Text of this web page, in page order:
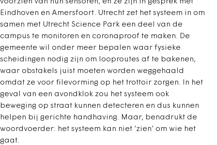
Eindhoven en Amersfoort. Utrecht zet het systeem in om
samen met Utrecht Science Park een deel van de
campus te monitoren en coronaproof te maken. De
gemeente wil onder meer bepalen waar fysieke
scheidingen nodig zijn om looproutes af te bakenen,
waar obstakels juist moeten worden weggehaald
omdat ze voor filevorming op het trottoir zorgen. In het
geval van een avondklok zou het systeem ook
beweging op straat kunnen detecteren en dus kunnen
helpen bij gerichte handhaving. Maar, benadrukt de
woordvoerder: het systeem kan niet ‘zien’ om wie het
gaat.